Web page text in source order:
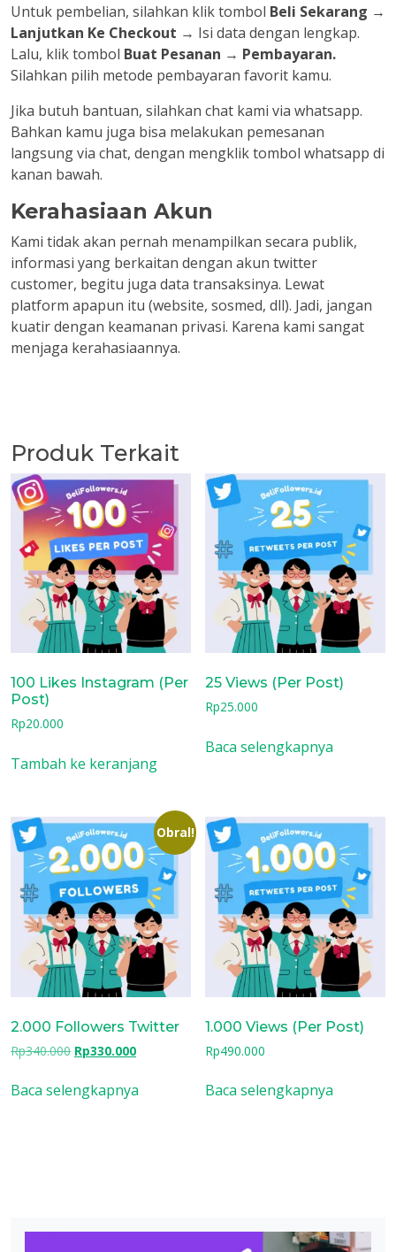
Untuk pembelian, silahkan klik tombol Beli Sekarang →
Lanjutkan Ke Checkout → Isi data dengan lengkap.
Lalu, klik tombol Buat Pesanan → Pembayaran.
Silahkan pilih metode pembayaran favorit kamu.
Jika butuh bantuan, silahkan chat kami via whatsapp.
Bahkan kamu juga bisa melakukan pemesanan
langsung via chat, dengan mengklik tombol whatsapp di
kanan bawah.
Kerahasiaan Akun
Kami tidak akan pernah menampilkan secara publik,
informasi yang berkaitan dengan akun twitter
customer, begitu juga data transaksinya. Lewat
platform apapun itu (website, sosmed, dll). Jadi, jangan
kuatir dengan keamanan privasi. Karena kami sangat
menjaga kerahasiaannya.
Produk Terkait
100 Likes Instagram (Per
Post)
Rp20.000
Tambah ke keranjang
25 Views (Per Post)
Rp25.000
Baca selengkapnya
Obral!
2.000 Followers Twitter
Rp340.000 Harga
adalah:
Rp340.000.
Rp330.000Harga
ini
Baca selengkapnya
1.000 Views (Per Post)
Rp490.000
Baca selengkapnya